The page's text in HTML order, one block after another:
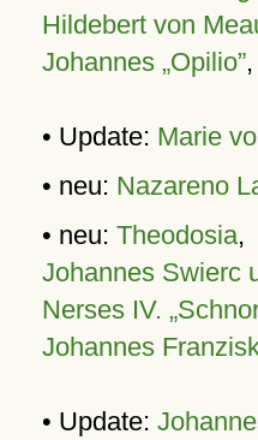
Hildebert von
Johannes „Opilio”,
• Update: Marie
• neu: Nazareno
• neu: Theodosia,
Johannes Swierc
Nerses IV.
Johannes
• Update: